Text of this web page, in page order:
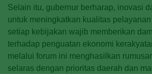
Selain itu, gubernur berharap, inovasi
untuk meningkatkan kualitas
setiap kebijakan wajib memberikan
terhadap penguatan ekonomi
melalui forum ini menghasilkan
selaras dengan prioritas daerah dan